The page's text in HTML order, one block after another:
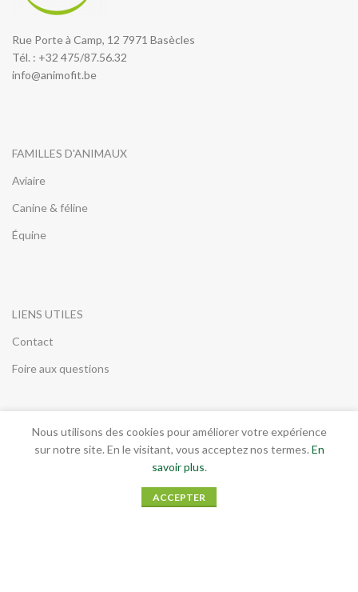
Rue Porte à Camp, 12 7971 Basècles
Tél. : +32 475/87.56.32
info@animofit.be
FAMILLES D'ANIMAUX
Aviaire
Canine & féline
Équine
LIENS UTILES
Contact
Foire aux questions
INFORMATIONS LEGALES
Conditions générales de vente
Nous utilisons des cookies pour améliorer votre expérience
sur notre site. En le visitant, vous acceptez nos termes. En
savoir plus.
ACCEPTER